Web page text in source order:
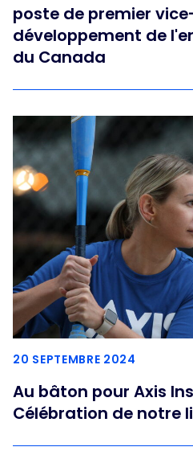
poste de premier
développement de
du Canada
20 SEPTEMBRE 2024
Au bâton pour Axis
Célébration de notre